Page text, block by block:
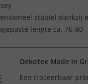
stabiel dankzij
lengte ca. 76-80
Oekotex Made in
Een traceerbaar